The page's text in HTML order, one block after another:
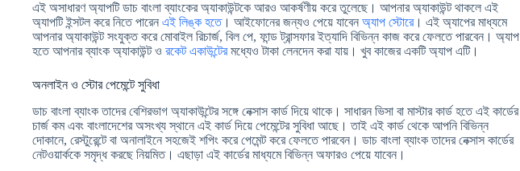
এই অসাধারণ অ্যাপটি ডাচ বাংলা ব্যাংকের অ্যাকাউন্টকে আরও আকর্ষণীয় করে তুলেছে। আপনার অ্যাকাউন্ট থাকলে এই
অ্যাপটি ইন্সটল করে নিতে পারেন এই লিঙ্ক হতে। আইফোনের জন্যও পেয়ে যাবেন অ্যাপ স্টোরে। এই অ্যাপের মাধ্যমে
আপনার অ্যাকাউন্ট সংযুক্ত করে মোবাইল রিচার্জ, বিল পে, ফান্ড ট্রান্সফার ইত্যাদি বিভিন্ন কাজ করে ফেলতে পারবেন। অ্যাপ
হতে আপনার ব্যাংক অ্যাকাউন্ট ও রকেট একাউন্টেরমধ্যেও টাকা লেনদেন করা যায়। খুব কাজের একটি অ্যাপ এটি।
অনলাইন ও স্টোর পেমেন্টে সুবিধা
ডাচ বাংলা ব্যাংক তাদের বেশিরভাগ অ্যাকাউন্টের সঙ্গে নেক্সাস কার্ড দিয়ে থাকে। সাধারন ভিসা বা মাস্টার কার্ড হতে এই কার্ডের
চার্জ কম এবং বাংলাদেশের অসংখ্য স্থানে এই কার্ড দিয়ে পেমেন্টের সুবিধা আছে। তাই এই কার্ড থেকে আপনি বিভিন্ন
দোকানে, রেস্টুরেন্টে বা অনালাইনে সহজেই শপিং করে পেমেন্ট করে ফেলতে পারবেন। ডাচ বাংলা ব্যাংক তাদের নেক্সাস কার্ডের
নেটওয়ার্ককে সমৃদ্ধ করছে নিয়মিত। এছাড়া এই কার্ডের মাধ্যমে বিভিন্ন অফারও পেয়ে যাবেন।